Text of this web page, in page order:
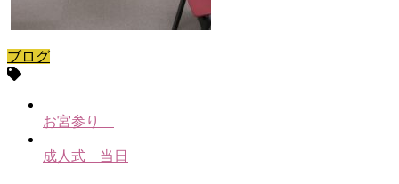
ブログ
お宮参り
成人式 当日